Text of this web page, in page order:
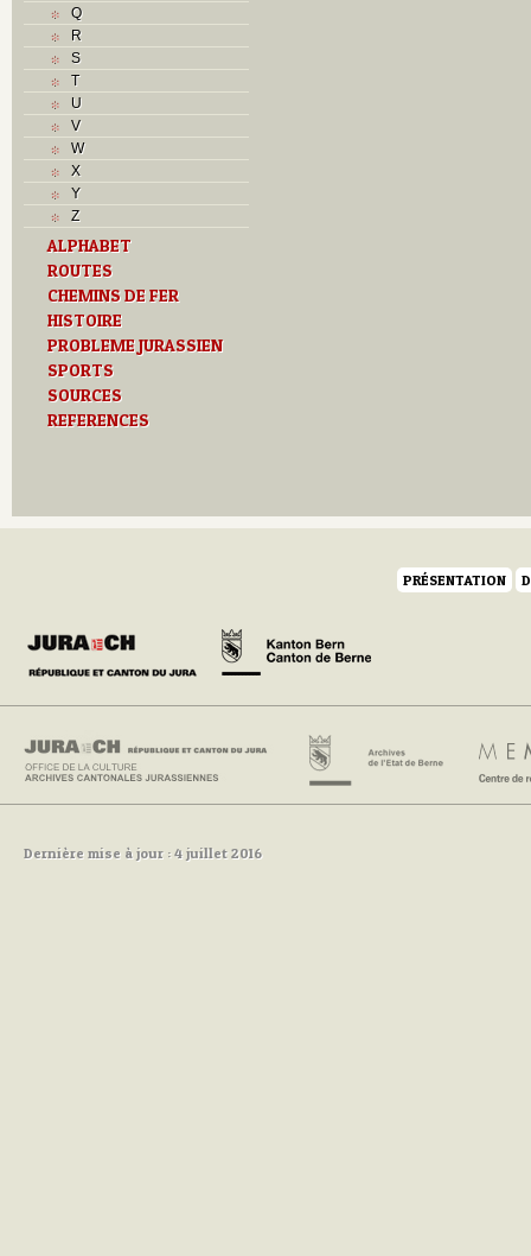
Q
R
S
T
U
V
W
X
Y
Z
ALPHABET
ROUTES
CHEMINS DE FER
HISTOIRE
PROBLEME JURASSIEN
SPORTS
SOURCES
REFERENCES
PRÉSENTATION
Dernière mise à jour : 4 juillet 2016